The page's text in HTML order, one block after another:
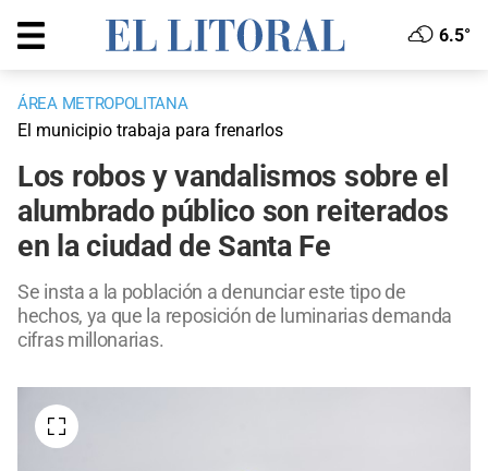
6.5°
ÁREA METROPOLITANA
El municipio trabaja para frenarlos
Los robos y vandalismos sobre el
alumbrado público son reiterados
en la ciudad de Santa Fe
Se insta a la población a denunciar este tipo de
hechos, ya que la reposición de luminarias demanda
cifras millonarias.